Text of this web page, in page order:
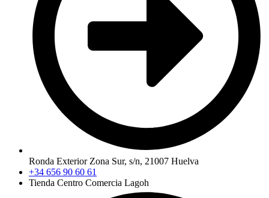
Ronda Exterior Zona Sur, s/n, 21007 Huelva
+34 656 90 60 61
Tienda Centro Comercia Lagoh